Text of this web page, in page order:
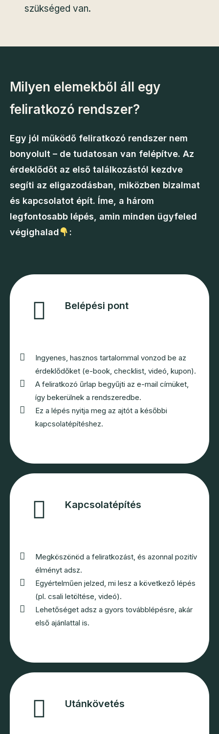
szükséged van.
Milyen elemekből áll egy
feliratkozó rendszer?
Egy jól működő feliratkozó rendszer nem
bonyolult – de tudatosan van felépítve. Az
érdeklődőt az első találkozástól kezdve
segíti az eligazodásban , miközben bizalmat
és kapcsolatot épít. Íme, a három
legfontosabb lépés, amin minden ügyfeled
végighalad
:
Belépési pont
Ingyenes, hasznos tartalommal vonzod be az
érdeklődőket (e-book, checklist, videó, kupon).
A feliratkozó űrlap begyűjti az e-mail címüket,
így bekerülnek a rendszeredbe.
Ez a lépés nyitja meg az ajtót a későbbi
kapcsolatépítéshez.
Kapcsolatépítés
Megköszönöd a feliratkozást, és azonnal pozitív
élményt adsz.
Egyértelműen jelzed, mi lesz a következő lépés
(pl. csali letöltése, videó).
Lehetőséget adsz a gyors továbblépésre, akár
első ajánlattal is.
Utánkövetés